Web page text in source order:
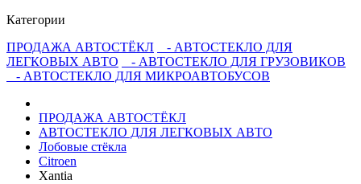
Категории
ПРОДАЖА АВТОСТЁКЛ
- АВТОСТЕКЛО ДЛЯ
ЛЕГКОВЫХ АВТО
- АВТОСТЕКЛО ДЛЯ ГРУЗОВИКОВ
- АВТОСТЕКЛО ДЛЯ МИКРОАВТОБУСОВ
ПРОДАЖА АВТОСТЁКЛ
АВТОСТЕКЛО ДЛЯ ЛЕГКОВЫХ АВТО
Лобовые стёкла
Citroen
Xantia